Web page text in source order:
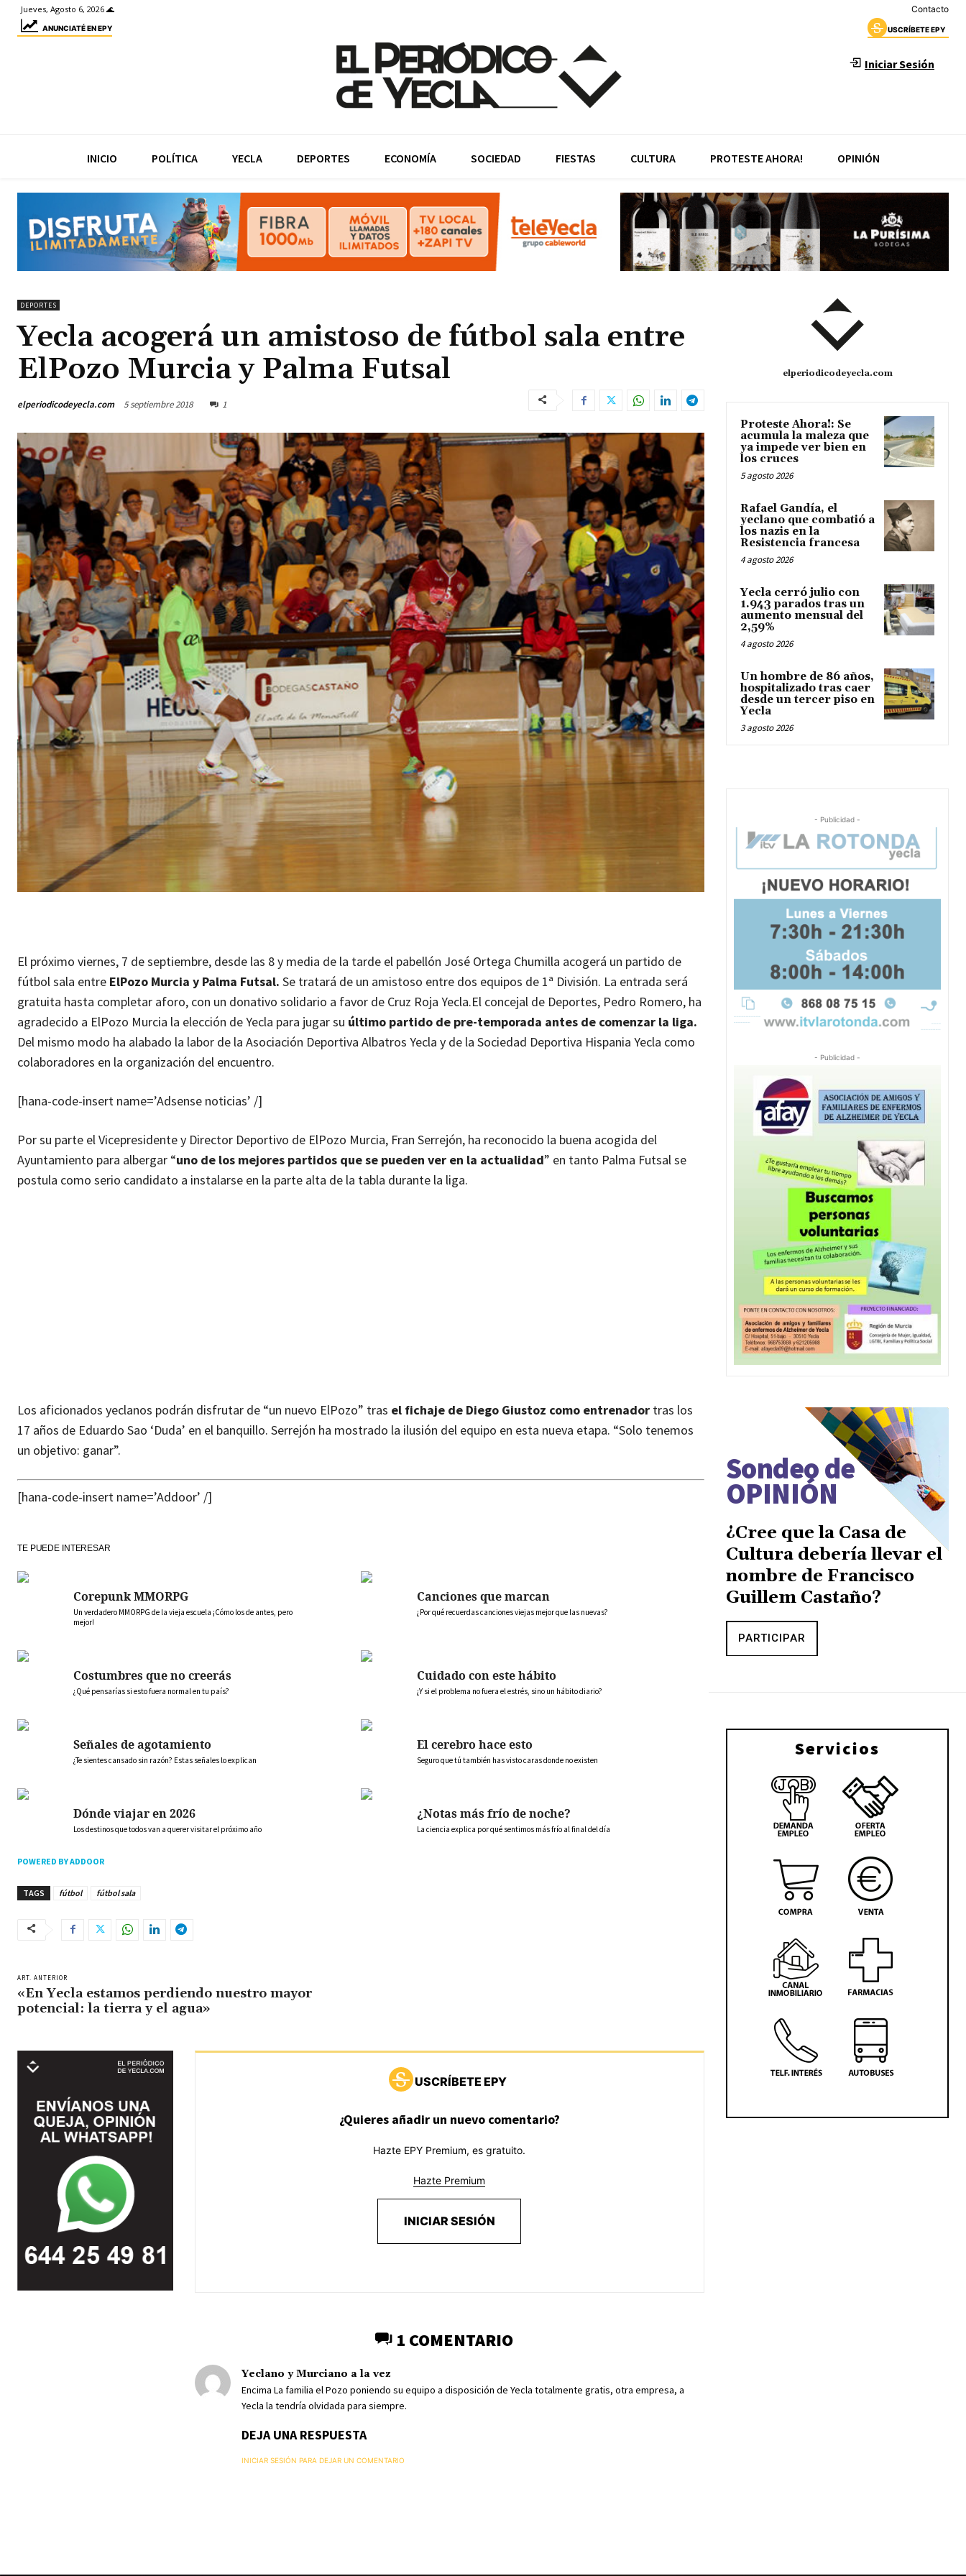
Jueves, Agosto 6, 2026 🌊 Contacto
ANUNCIATÉ EN EPY USCRÍBETE EPY
Iniciar Sesión
INICIO POLÍTICA YECLA DEPORTES ECONOMÍA SOCIEDAD FIESTAS CULTURA PROTESTE AHORA! OPINIÓN
DEPORTES
Yecla acogerá un amistoso de fútbol sala entre
ElPozo Murcia y Palma Futsal
elperiodicodeyecla.com 5 septiembre 2018 1
El próximo viernes, 7 de septiembre, desde las 8 y media de la tarde el pabellón José Ortega Chumilla acogerá un partido de
fútbol sala entre ElPozo Murcia y Palma Futsal. Se tratará de un amistoso entre dos equipos de 1ª División. La entrada será
gratuita hasta completar aforo, con un donativo solidario a favor de Cruz Roja Yecla.El concejal de Deportes, Pedro Romero, ha
agradecido a ElPozo Murcia la elección de Yecla para jugar su último partido de pre-temporada antes de comenzar la liga.
Del mismo modo ha alabado la labor de la Asociación Deportiva Albatros Yecla y de la Sociedad Deportiva Hispania Yecla como
colaboradores en la organización del encuentro.
[hana-code-insert name=’Adsense noticias’ /]
Por su parte el Vicepresidente y Director Deportivo de ElPozo Murcia, Fran Serrejón, ha reconocido la buena acogida del
Ayuntamiento para albergar “uno de los mejores partidos que se pueden ver en la actualidad” en tanto Palma Futsal se
postula como serio candidato a instalarse en la parte alta de la tabla durante la liga.
Los aficionados yeclanos podrán disfrutar de “un nuevo ElPozo” tras el fichaje de Diego Giustoz como entrenador tras los
17 años de Eduardo Sao ‘Duda’ en el banquillo. Serrejón ha mostrado la ilusión del equipo en esta nueva etapa. “Solo tenemos
un objetivo: ganar”.
[hana-code-insert name=’Addoor’ /]
TE PUEDE INTERESAR
Corepunk MMORPG
Un verdadero MMORPG de la vieja escuela ¡Cómo los de antes, pero
mejor!
Canciones que marcan
¿Por qué recuerdas canciones viejas mejor que las nuevas?
Costumbres que no creerás
¿Qué pensarías si esto fuera normal en tu país?
Cuidado con este hábito
¿Y si el problema no fuera el estrés, sino un hábito diario?
Señales de agotamiento
¿Te sientes cansado sin razón? Estas señales lo explican
El cerebro hace esto
Seguro que tú también has visto caras donde no existen
Dónde viajar en 2026
Los destinos que todos van a querer visitar el próximo año
¿Notas más frío de noche?
La ciencia explica por qué sentimos más frío al final del día
POWERED BY ADDOOR
TAGS fútbol fútbol sala
ART. ANTERIOR
«En Yecla estamos perdiendo nuestro mayor
potencial: la tierra y el agua»
USCRÍBETE EPY
¿Quieres añadir un nuevo comentario?
Hazte EPY Premium, es gratuito.
Hazte Premium
INICIAR SESIÓN
1 COMENTARIO
Yeclano y Murciano a la vez
Encima La familia el Pozo poniendo su equipo a disposición de Yecla totalmente gratis, otra empresa, a
Yecla la tendría olvidada para siempre.
DEJA UNA RESPUESTA
INICIAR SESIÓN PARA DEJAR UN COMENTARIO
elperiodicodeyecla.com
Proteste Ahora!: Se
acumula la maleza que
ya impede ver bien en
los cruces
5 agosto 2026
Rafael Gandía, el
yeclano que combatió a
los nazis en la
Resistencia francesa
4 agosto 2026
Yecla cerró julio con
1.943 parados tras un
aumento mensual del
2,59%
4 agosto 2026
Un hombre de 86 años,
hospitalizado tras caer
desde un tercer piso en
Yecla
3 agosto 2026
- Publicidad -
- Publicidad -
Sondeo de
OPINIÓN
¿Cree que la Casa de
Cultura debería llevar el
nombre de Francisco
Guillem Castaño?
PARTICIPAR
Servicios